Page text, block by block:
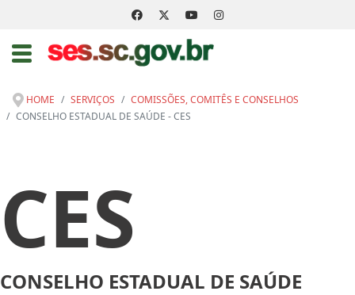
HOME SERVIÇOS
COMISSÕES, COMITÊS E CONSELHOS
CONSELHO ESTADUAL DE SAÚDE - CES
CES
CONSELHO ESTADUAL DE SAÚDE